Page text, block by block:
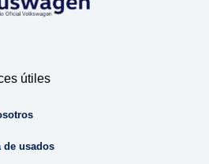
útiles
de usados